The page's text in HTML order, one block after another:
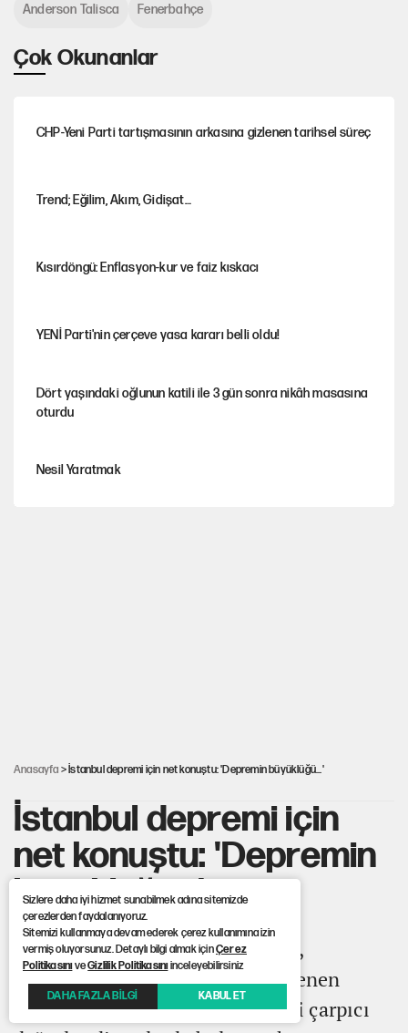
Çok Okunanlar
CHP-Yeni Parti tartışmasının arkasına gizlenen tarihsel süreç
Trend; Eğilim, Akım, Gidişat…
Kısırdöngü: Enflasyon-kur ve faiz kıskacı
YENİ Parti'nin çerçeve yasa kararı belli oldu!
Dört yaşındaki oğlunun katili ile 3 gün sonra nikâh masasına
oturdu
Nesil Yaratmak
Anderson Talisca Fenerbahçe
Anasayfa > İstanbul depremi için net konuştu: 'Depremin büyüklüğü...'
İstanbul depremi için
net konuştu: 'Depremin
büyüklüğü...'
Jeoloji Profesörü Osman Bektaş,
Marmara'da gerçekleşmesi beklenen
büyük depremin boyutuyla ilgili çarpıcı
Sizlere daha iyi hizmet sunabilmek adına sitemizde
çerezlerden faydalanıyoruz.
Sitemizi kullanmaya devam ederek çerez kullanımına izin
vermiş oluyorsunuz. Detaylı bilgi almak içinÇerez
PolitikasınıveGizlilik Politikasınıinceleyebilirsiniz
DAHA FAZLA BİLGİ KABUL ET